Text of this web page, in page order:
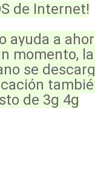
de Internet!
ayuda a
momento,
se
de 3g 4g